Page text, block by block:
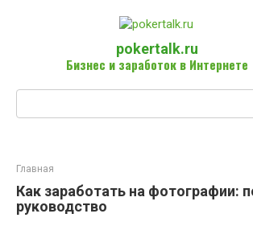
pokertalk.ru
Бизнес и заработок в Интернете
Главная
Как заработать на фотографии:
руководство